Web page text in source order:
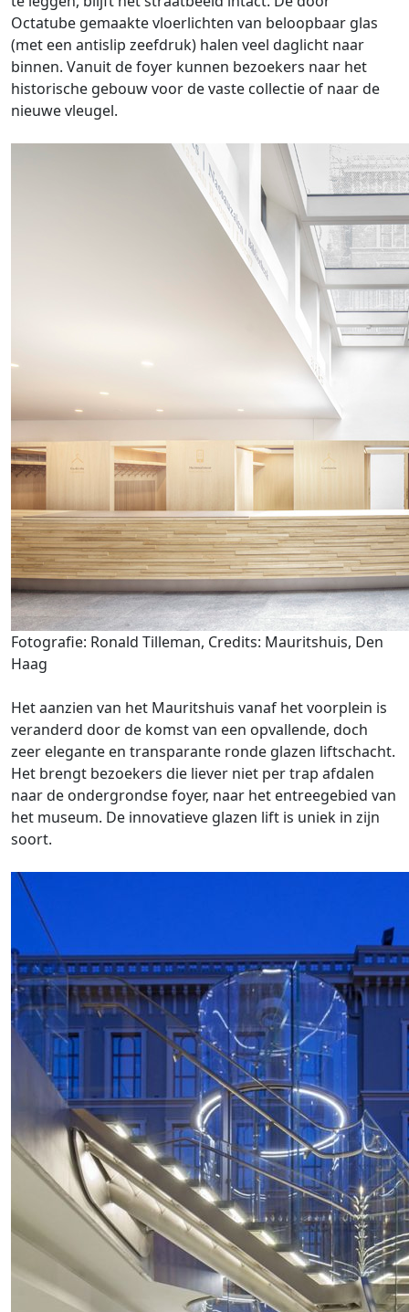
Octatube gemaakte vloerlichten van beloopbaar glas
(met een antislip zeefdruk) halen veel daglicht naar
binnen. Vanuit de foyer kunnen bezoekers naar het
historische gebouw voor de vaste collectie of naar de
nieuwe vleugel.
Fotografie: Ronald Tilleman, Credits: Mauritshuis, Den
Haag
Het aanzien van het Mauritshuis vanaf het voorplein is
veranderd door de komst van een opvallende, doch
zeer elegante en transparante ronde glazen liftschacht.
Het brengt bezoekers die liever niet per trap afdalen
naar de ondergrondse foyer, naar het entreegebied van
het museum. De innovatieve glazen lift is uniek in zijn
soort.